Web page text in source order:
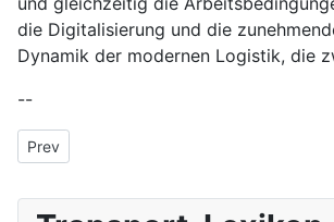
die Digitalisierung und die
Dynamik der modernen Logistik, die
--
Previous article: Handel und E-Commerce
Prev